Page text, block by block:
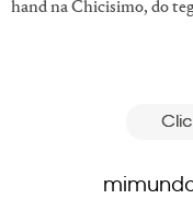
hand na Chicisimo, do